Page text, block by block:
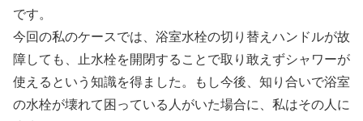
です。
今回の私のケースでは、浴室水栓の切り替えハンドルが故
障しても、止水栓を開閉することで取り敢えずシャワーが
使えるという知識を得ました。もし今後、知り合いで浴室
の水栓が壊れて困っている人がいた場合に、私はその人に